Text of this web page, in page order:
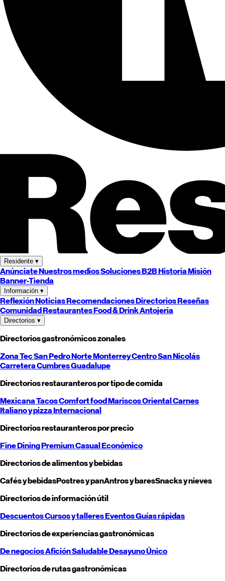
Residente ▾
AnúnciateNuestros mediosSoluciones B2BHistoriaMisión
Banner-Tienda
Información ▾
ReflexiónNoticiasRecomendacionesDirectoriosReseñas
ComunidadRestaurantesFood & DrinkAntojeria
Directorios ▾
Directorios gastronómicos zonales
Zona TecSan PedroNorteMonterreyCentroSan Nicolás
CarreteraCumbresGuadalupe
Directorios restauranteros por tipo de comida
MexicanaTacosComfort foodMariscosOrientalCarnes
Italiano y pizzaInternacional
Directorios restauranteros por precio
Fine DiningPremiumCasualEconómico
Directorios de alimentos y bebidas
Cafés y bebidasPostres y panAntros y baresSnacks y nieves
Directorios de información útil
DescuentosCursos y talleresEventosGuías rápidas
Directorios de experiencias gastronómicas
De negociosAficiónSaludableDesayunoÚnico
Directorios de rutas gastronómicas